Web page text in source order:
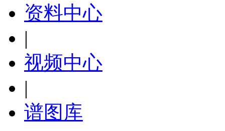
资料中心
|
视频中心
|
谱图库